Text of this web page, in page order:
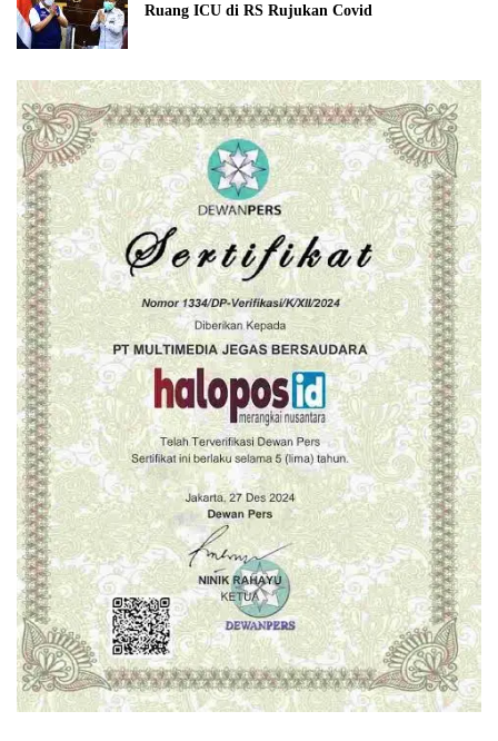
Ruang ICU di RS Rujukan Covid